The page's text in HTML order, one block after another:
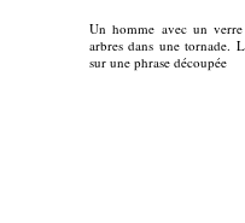
Un homme avec un
arbres dans une tornade.
sur une phrase découpée